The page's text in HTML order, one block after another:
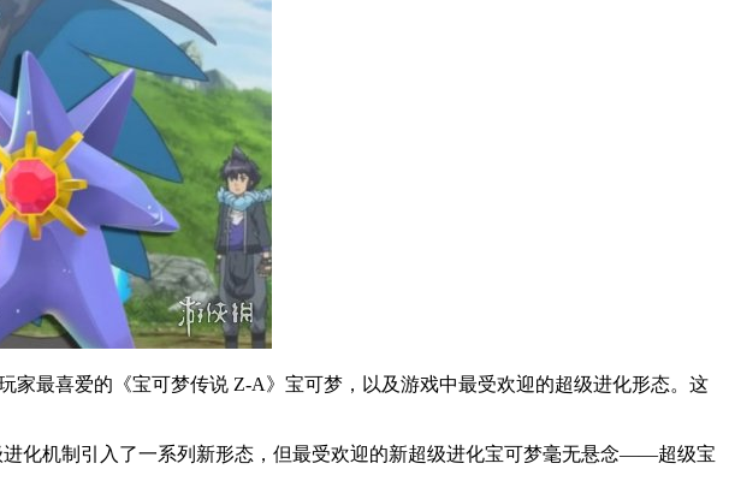
最喜爱的《宝可梦传说 Z-A》宝可梦，以及游戏中最受欢迎的超级进化形态。这
机制引入了一系列新形态，但最受欢迎的新超级进化宝可梦毫无悬念——超级宝